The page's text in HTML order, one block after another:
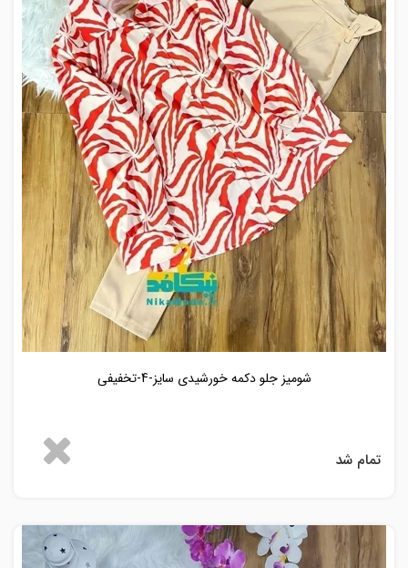
شومیز جلو دکمه خورشیدی سایز-4-تخفیفی
تمام شد